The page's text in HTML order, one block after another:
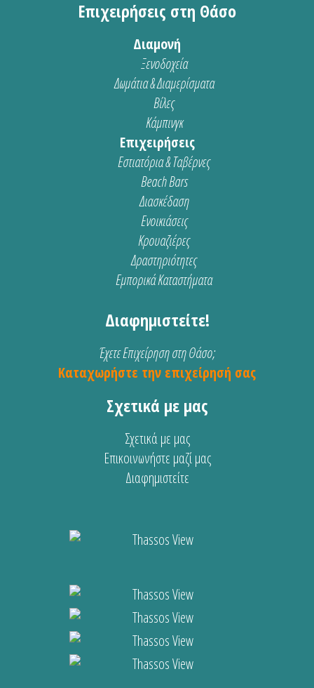
Επιχειρήσεις στη Θάσο
Διαμονή
Ξενοδοχεία
Δωμάτια & Διαμερίσματα
Βίλες
Κάμπινγκ
Επιχειρήσεις
Εστιατόρια & Ταβέρνες
Beach Bars
Διασκέδαση
Ενοικιάσεις
Κρουαζιέρες
Δραστηριότητες
Εμπορικά Καταστήματα
Διαφημιστείτε!
Έχετε Επιχείρηση στη Θάσο;
Καταχωρήστε την επιχείρησή σας
Σχετικά με μας
Σχετικά με μας
Επικοινωνήστε μαζί μας
Διαφημιστείτε